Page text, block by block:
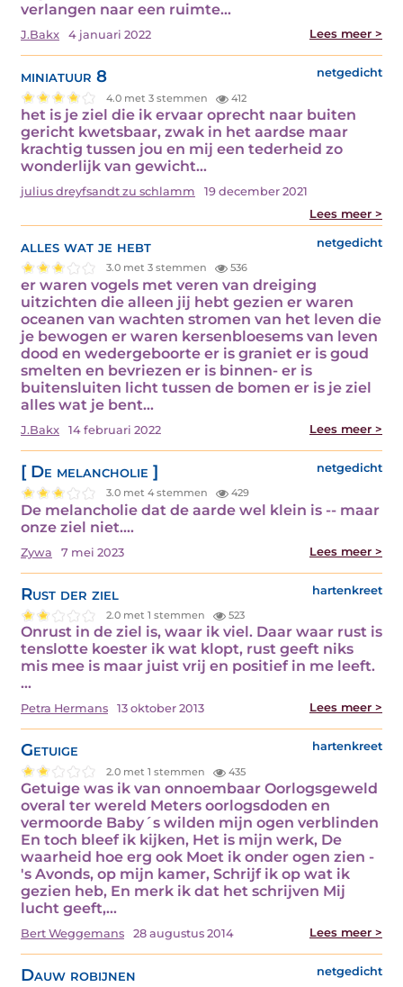
verlangen naar een ruimte…
J.Bakx 4 januari 2022 Lees meer >
miniatuur 8 netgedicht
4.0 met 3 stemmen 412
het is je ziel die ik ervaar oprecht naar buiten
gericht kwetsbaar, zwak in het aardse maar
krachtig tussen jou en mij een tederheid zo
wonderlijk van gewicht…
julius dreyfsandt zu schlamm
19 december 2021
Lees meer >
alles wat je hebt netgedicht
3.0 met 3 stemmen 536
er waren vogels met veren van dreiging
uitzichten die alleen jij hebt gezien er waren
oceanen van wachten stromen van het leven die
je bewogen er waren kersenbloesems van leven
dood en wedergeboorte er is graniet er is goud
smelten en bevriezen er is binnen- er is
buitensluiten licht tussen de bomen er is je ziel
alles wat je bent…
J.Bakx 14 februari 2022 Lees meer >
[ De melancholie ] netgedicht
3.0 met 4 stemmen 429
De melancholie dat de aarde wel klein is -- maar
onze ziel niet.…
Zywa 7 mei 2023 Lees meer >
Rust der ziel hartenkreet
2.0 met 1 stemmen 523
Onrust in de ziel is, waar ik viel. Daar waar rust is
tenslotte koester ik wat klopt, rust geeft niks
mis mee is maar juist vrij en positief in me leeft.
…
Petra Hermans 13 oktober 2013 Lees meer >
Getuige hartenkreet
2.0 met 1 stemmen 435
Getuige was ik van onnoembaar Oorlogsgeweld
overal ter wereld Meters oorlogsdoden en
vermoorde Baby´s wilden mijn ogen verblinden
En toch bleef ik kijken, Het is mijn werk, De
waarheid hoe erg ook Moet ik onder ogen zien -
's Avonds, op mijn kamer, Schrijf ik op wat ik
gezien heb, En merk ik dat het schrijven Mij
lucht geeft,…
Bert Weggemans 28 augustus 2014 Lees meer >
Dauw robijnen netgedicht